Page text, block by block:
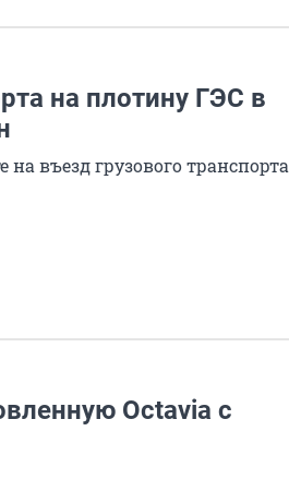
на плотину ГЭС в
въезд грузового транспорта
Octavia с